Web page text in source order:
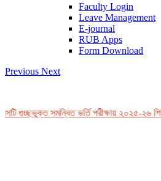
Faculty Login
Leave Management
E-journal
RUB Apps
Form Download
Previous Next
গুচ্ছভুক্ত সমন্বিত ভর্তি পরীক্ষায় ২০২৫-২৬